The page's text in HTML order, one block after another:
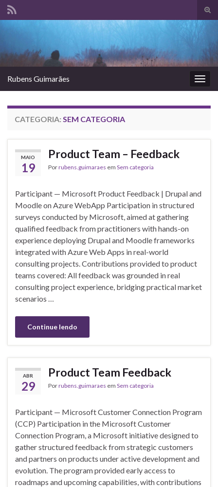
Rubens Guimarães
CATEGORIA: SEM CATEGORIA
MAIO
19
Product Team – Feedback
Porrubens.guimaraes em Sem categoria
Participant — Microsoft Product Feedback | Drupal and
Moodle on Azure WebApp Participation in structured
surveys conducted by Microsoft, aimed at gathering
qualified feedback from practitioners with hands-on
experience deploying Drupal and Moodle frameworks
integrated with Azure Web Apps in real-world
consulting projects. Contributions provided to product
teams covered: All feedback was grounded in real
consulting project experience, bridging practical market
scenarios …
Continue lendo
ABR
29
Product Team Feedback
Porrubens.guimaraes em Sem categoria
Participant — Microsoft Customer Connection Program
(CCP) Participation in the Microsoft Customer
Connection Program, a Microsoft initiative designed to
gather structured feedback from strategic customers
and partners on products under active development and
evolution. The program provided early access to
roadmaps and upcoming capabilities, with contributions